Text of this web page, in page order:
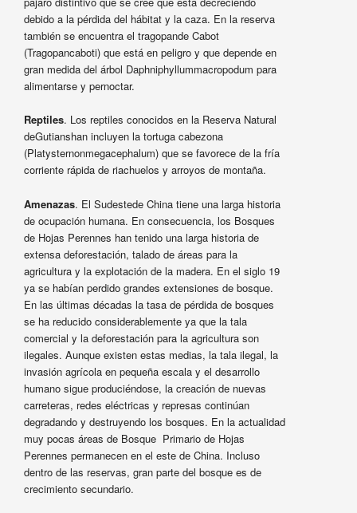
debido a la pérdida del hábitat y la caza. En la reserva
también se encuentra el tragopande Cabot
(Tragopancaboti) que está en peligro y que depende en
gran medida del árbol Daphniphyllummacropodum para
alimentarse y pernoctar.
Reptiles. Los reptiles conocidos en la Reserva Natural
deGutianshan incluyen la tortuga cabezona
(Platysternonmegacephalum) que se favorece de la fría
corriente rápida de riachuelos y arroyos de montaña.
Amenazas. El Sudestede China tiene una larga historia
de ocupación humana. En consecuencia, los Bosques
de Hojas Perennes han tenido una larga historia de
extensa deforestación, talado de áreas para la
agricultura y la explotación de la madera. En el siglo 19
ya se habían perdido grandes extensiones de bosque.
En las últimas décadas la tasa de pérdida de bosques
se ha reducido considerablemente ya que la tala
comercial y la deforestación para la agricultura son
ilegales. Aunque existen estas medias, la tala ilegal, la
invasión agrícola en pequeña escala y el desarrollo
humano sigue produciéndose, la creación de nuevas
carreteras, redes eléctricas y represas continúan
degradando y destruyendo los bosques. En la actualidad
muy pocas áreas de Bosque Primario de Hojas
Perennes permanecen en el este de China. Incluso
dentro de las reservas, gran parte del bosque es de
crecimiento secundario.